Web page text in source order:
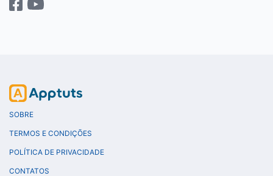
SOBRE
TERMOS E CONDIÇÕES
POLÍTICA DE PRIVACIDADE
CONTATOS